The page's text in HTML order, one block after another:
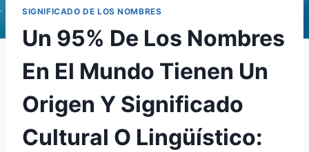
SIGNIFICADO DE LOS NOMBRES
Un 95% De Los Nombres
En El Mundo Tienen Un
Origen Y Significado
Cultural O Lingüístico: